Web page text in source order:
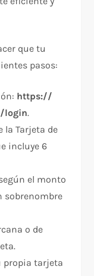
que tu
pasos:
https://
login.
la Tarjeta de
incluye 6
el monto
sobrenombre
o de
propia tarjeta